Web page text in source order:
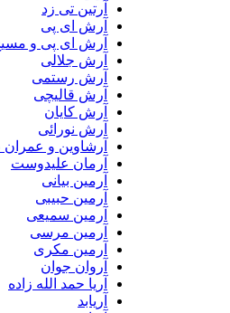
آرتین تی زد
آرش ای پی
آرش ای پی و مسیح
آرش جلالی
آرش رستمی
آرش قالیچی
آرش کایان
آرش نورائی
آرشاوین و عمران
آرمان علیدوست
آرمین بیانی
آرمین حبیبی
آرمین سمیعی
آرمین مرسی
آرمین مکری
آروان جوان
آریا حمد الله زاده
آریابد